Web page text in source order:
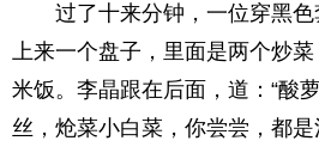
过了十来分钟，一位穿黑色
上来一个盘子，里面是两个炒
米饭。李晶跟在后面，道：“酸
丝，炝菜小白菜，你尝尝，都